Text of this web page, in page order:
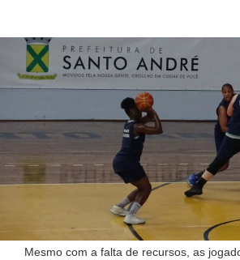
Mesmo com a falta de recursos, as